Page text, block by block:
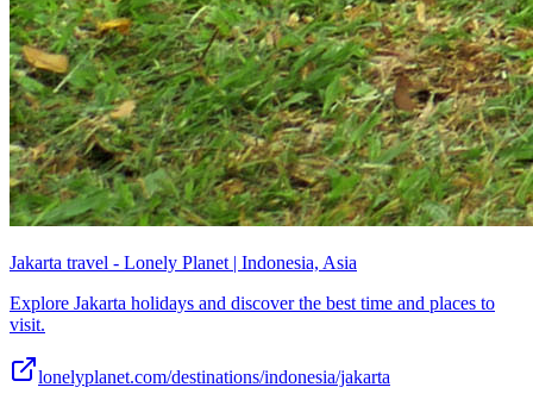
Jakarta travel - Lonely Planet | Indonesia, Asia
Explore Jakarta holidays and discover the best time and places to
visit.
lonelyplanet.com/destinations/indonesia/jakarta